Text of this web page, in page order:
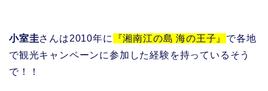
小室圭さんは2010年に 『湘南江の島 海の王子』 で各地
で観光キャンペーンに参加した経験を持っているそう
で！！